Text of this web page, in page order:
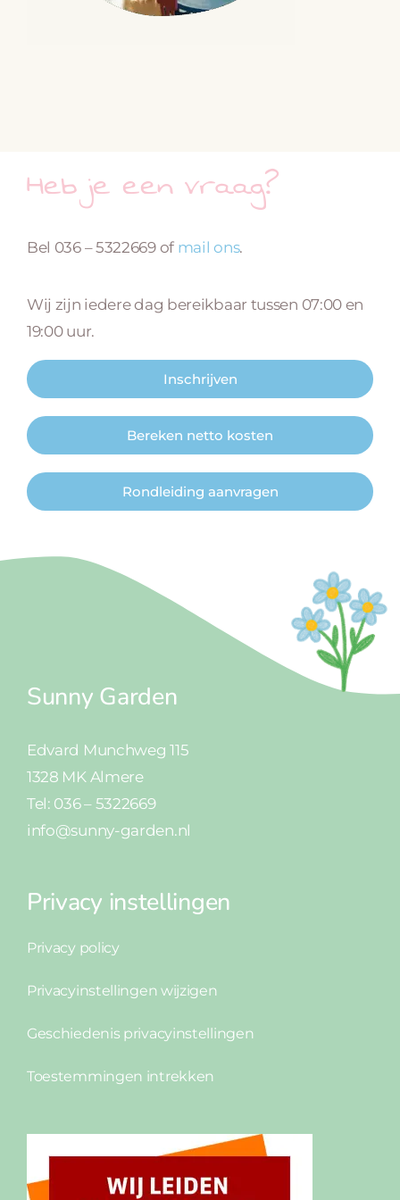
Heb je een vraag?
Bel 036 – 5322669 of mail ons.
Wij zijn iedere dag bereikbaar tussen 07:00 en
19:00 uur.
Inschrijven
Bereken netto kosten
Rondleiding aanvragen
Sunny Garden
Edvard Munchweg 115
1328 MK Almere
Tel: 036 – 5322669
info@sunny-garden.nl
Privacy instellingen
Privacy policy
Privacyinstellingen wijzigen
Geschiedenis privacyinstellingen
Toestemmingen intrekken